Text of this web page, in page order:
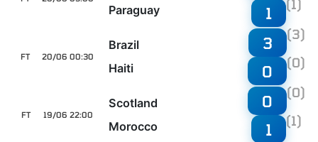
Paraguay
1 (1)
20/06 00:30
FT
Brazil
Haiti
3 (3)
0 (0)
19/06 22:00
FT
Scotland
Morocco
0 (0)
1 (1)